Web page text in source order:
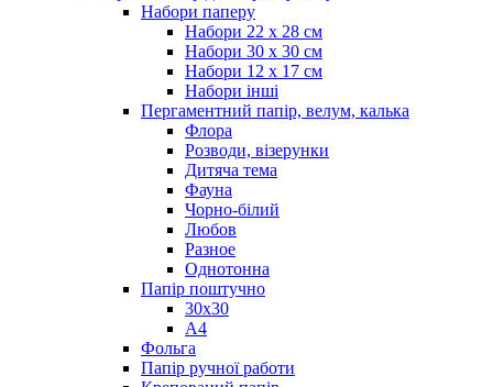
Набори паперу
Набори 22 х 28 см
Набори 30 х 30 см
Набори 12 х 17 см
Набори інші
Пергаментний папір, велум, калька
Флора
Розводи, візерунки
Дитяча тема
Фауна
Чорно-білий
Любов
Разное
Однотонна
Папір поштучно
30х30
А4
Фольга
Папір ручної работи